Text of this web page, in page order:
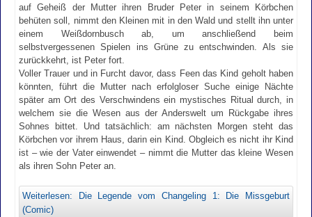
auf Geheiß der Mutter ihren Bruder Peter in seinem Körbchen
behüten soll, nimmt den Kleinen mit in den Wald und stellt ihn unter
einem Weißdornbusch ab, um anschließend beim
selbstvergessenen Spielen ins Grüne zu entschwinden. Als sie
zurückkehrt, ist Peter fort.
Voller Trauer und in Furcht davor, dass Feen das Kind geholt haben
könnten, führt die Mutter nach erfolgloser Suche einige Nächte
später am Ort des Verschwindens ein mystisches Ritual durch, in
welchem sie die Wesen aus der Anderswelt um Rückgabe ihres
Sohnes bittet. Und tatsächlich: am nächsten Morgen steht das
Körbchen vor ihrem Haus, darin ein Kind. Obgleich es nicht ihr Kind
ist – wie der Vater einwendet – nimmt die Mutter das kleine Wesen
als ihren Sohn Peter an.
Weiterlesen: Die Legende vom Changeling 1: Die Missgeburt
(Comic)